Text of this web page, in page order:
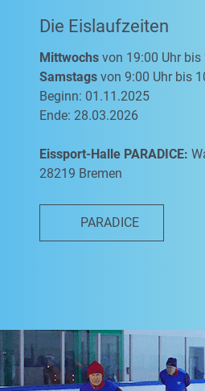
Die Eislaufzeiten
Mittwochs von 19:00 Uhr bis
Samstags von 9:00 Uhr bis
Beginn: 01.11.2025
Ende: 28.03.2026
Eissport-Halle PARADICE:
28219 Bremen
PARADICE